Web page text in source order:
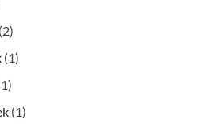
(2)
(1)
(1)